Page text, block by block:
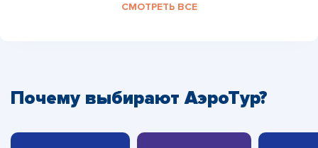
СМОТРЕТЬ ВСЕ
Почему выбирают АэроТур?